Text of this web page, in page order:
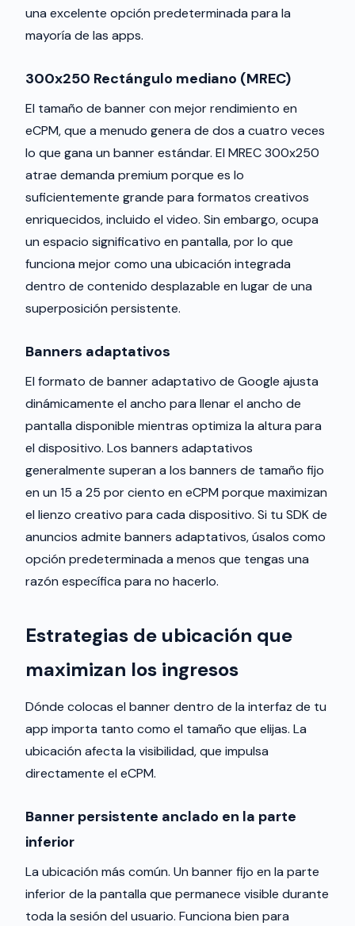
una excelente opción predeterminada para la
mayoría de las apps.
300x250 Rectángulo mediano (MREC)
El tamaño de banner con mejor rendimiento en
eCPM, que a menudo genera de dos a cuatro veces
lo que gana un banner estándar. El MREC 300x250
atrae demanda premium porque es lo
suficientemente grande para formatos creativos
enriquecidos, incluido el video. Sin embargo, ocupa
un espacio significativo en pantalla, por lo que
funciona mejor como una ubicación integrada
dentro de contenido desplazable en lugar de una
superposición persistente.
Banners adaptativos
El formato de banner adaptativo de Google ajusta
dinámicamente el ancho para llenar el ancho de
pantalla disponible mientras optimiza la altura para
el dispositivo. Los banners adaptativos
generalmente superan a los banners de tamaño fijo
en un 15 a 25 por ciento en eCPM porque maximizan
el lienzo creativo para cada dispositivo. Si tu SDK de
anuncios admite banners adaptativos, úsalos como
opción predeterminada a menos que tengas una
razón específica para no hacerlo.
Estrategias de ubicación que
maximizan los ingresos
Dónde colocas el banner dentro de la interfaz de tu
app importa tanto como el tamaño que elijas. La
ubicación afecta la visibilidad, que impulsa
directamente el eCPM.
Banner persistente anclado en la parte
inferior
La ubicación más común. Un banner fijo en la parte
inferior de la pantalla que permanece visible durante
toda la sesión del usuario. Funciona bien para